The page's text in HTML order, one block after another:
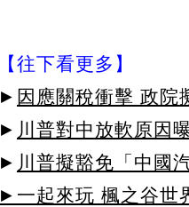
【往下看更多】
► 因應關稅衝擊 政院
► 川普對中放軟原因
► 川普擬豁免「中國
►一起來玩 楓之谷世